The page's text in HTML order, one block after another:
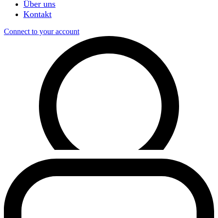
Über uns
Kontakt
Connect to your account